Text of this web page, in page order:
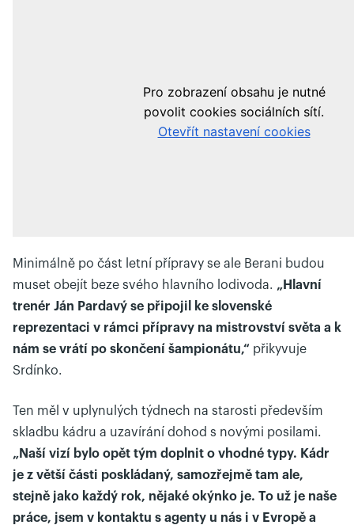
Minimálně po část letní přípravy se ale Berani budou
muset obejít beze svého hlavního lodivoda. „Hlavní
trenér Ján Pardavý se připojil ke slovenské
reprezentaci v rámci přípravy na mistrovství světa a k
nám se vrátí po skončení šampionátu,“ přikyvuje
Srdínko.
Ten měl v uplynulých týdnech na starosti především
skladbu kádru a uzavírání dohod s novými posilami.
„Naší vizí bylo opět tým doplnit o vhodné typy. Kádr
je z větší části poskládaný, samozřejmě tam ale,
stejně jako každý rok, nějaké okýnko je. To už je naše
práce, jsem v kontaktu s agenty u nás i v Evropě a